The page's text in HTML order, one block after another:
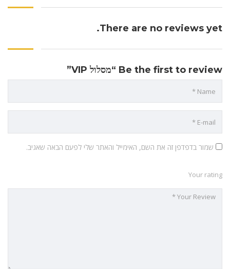
There are no reviews yet.
Be the first to review “מסלול VIP”
שמור בדפדפן זה את השם, האימייל והאתר שלי לפעם הבאה שאגיב.
Your rating